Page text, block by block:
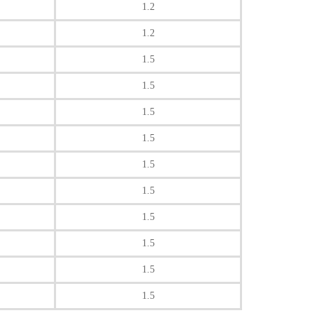
1.2
1.2
1.5
1.5
1.5
1.5
1.5
1.5
1.5
1.5
1.5
1.5